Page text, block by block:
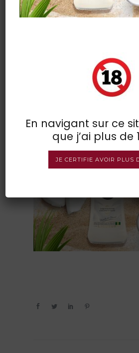
5 septembre 2022
POSTED BY : VINSDIRECT / 0
En navigant sur ce
que j’ai plus de
JE CERTIFIE AVOIR PLUS